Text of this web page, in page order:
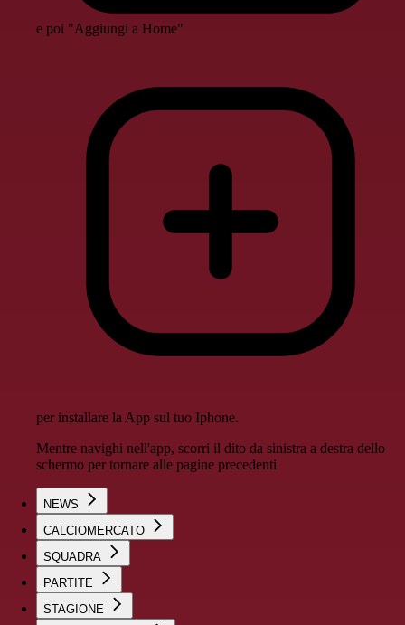
e poi "Aggiungi a Home"
per installare la App sul tuo Iphone.
Mentre navighi nell'app, scorri il dito da sinistra a destra dello
schermo per tornare alle pagine precedenti
NEWS
CALCIOMERCATO
SQUADRA
PARTITE
STAGIONE